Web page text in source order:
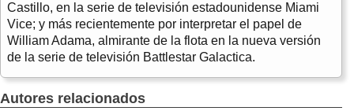
Castillo, en la serie de televisión estadounidense Miami
Vice; y más recientemente por interpretar el papel de
William Adama, almirante de la flota en la nueva versión
de la serie de televisión Battlestar Galactica.
Autores relacionados